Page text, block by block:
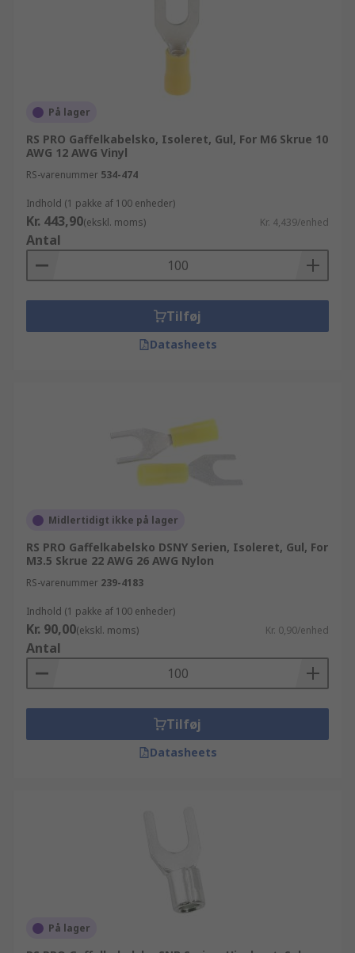
På lager
RS PRO Gaffelkabelsko, Isoleret, Gul, For M6 Skrue 10
AWG 12 AWG Vinyl
RS-varenummer 534-474
Indhold (1 pakke af 100 enheder)
Kr. 443,90(ekskl. moms) Kr. 4,439/enhed
Antal
Tilføj
Datasheets
Midlertidigt ikke på lager
RS PRO Gaffelkabelsko DSNY Serien, Isoleret, Gul, For
M3.5 Skrue 22 AWG 26 AWG Nylon
RS-varenummer 239-4183
Indhold (1 pakke af 100 enheder)
Kr. 90,00(ekskl. moms) Kr. 0,90/enhed
Antal
Tilføj
Datasheets
På lager